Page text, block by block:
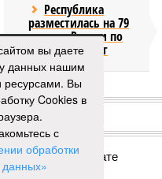
Республика
разместилась на 79
месте в России по
качеству дорог
0
долги по зарплате
вы даете
данных нашим
ресурсами. Вы
Cookies в
с
обработки